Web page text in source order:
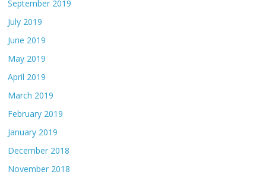
September 2019
July 2019
June 2019
May 2019
April 2019
March 2019
February 2019
January 2019
December 2018
November 2018